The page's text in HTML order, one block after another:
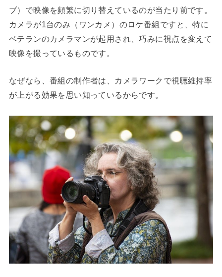
ブ）で映像を頻繁に切り替えているのが当たり前です。
カメラが1台のみ（ワンカメ）のロケ番組ですと、特に
ベテランのカメラマンが起用され、巧みに視点を変えて
映像を撮っているものです。
なぜなら、番組の制作者は、カメラワークで視聴維持率
が上がる効果を思い知っているからです。